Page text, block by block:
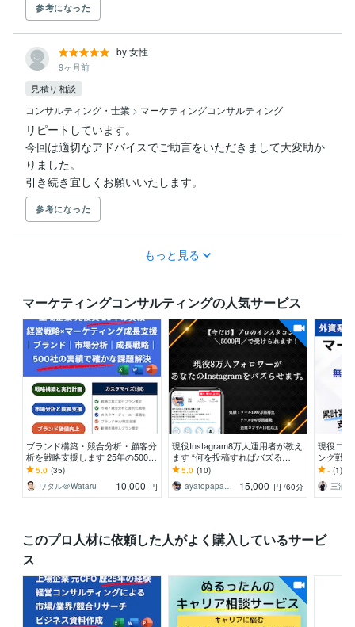
参考になった
by 女性
9ヶ月前
見積り相談
コンサルティング・士業 > マーケティングコンサルティング
リピートしています。
今回は適切なアドバイスでご助言をいただきまして大変助か
りました。
引き続き宜しくお願いいたします。
参考になった
もっと見る
マーケティングコンサルティングの人気サービス
ブランド構築・競合分析・顧客分
析を戦略支援します 25年の500社
の実績で経営戦略視点で確かな支
援します
5.0 (35)
ワタル＠Wataru
10,000 円
現役Instagram8万人運用者が教え
ます “何を投稿すればバズる
の？“その悩み実践×分析で解決し
ます！
5.0 (10)
ayatopapa1104
15,000 円 /60分
現役コ
ング戦
ンサル
アドバ
- (1)
このプロ人材に依頼した人がよく購入しているサービ
ス